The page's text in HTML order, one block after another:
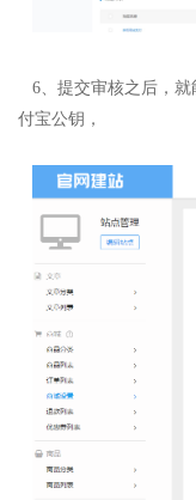
6、提交审核之后，
付宝公钥，